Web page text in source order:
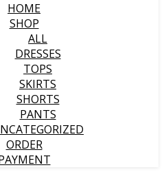
HOME
SHOP
ALL
DRESSES
TOPS
SKIRTS
SHORTS
PANTS
ORDER